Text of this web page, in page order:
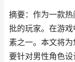
摘要：作为一款
批的玩家。在游
素之一。本文将
要针对男性角色